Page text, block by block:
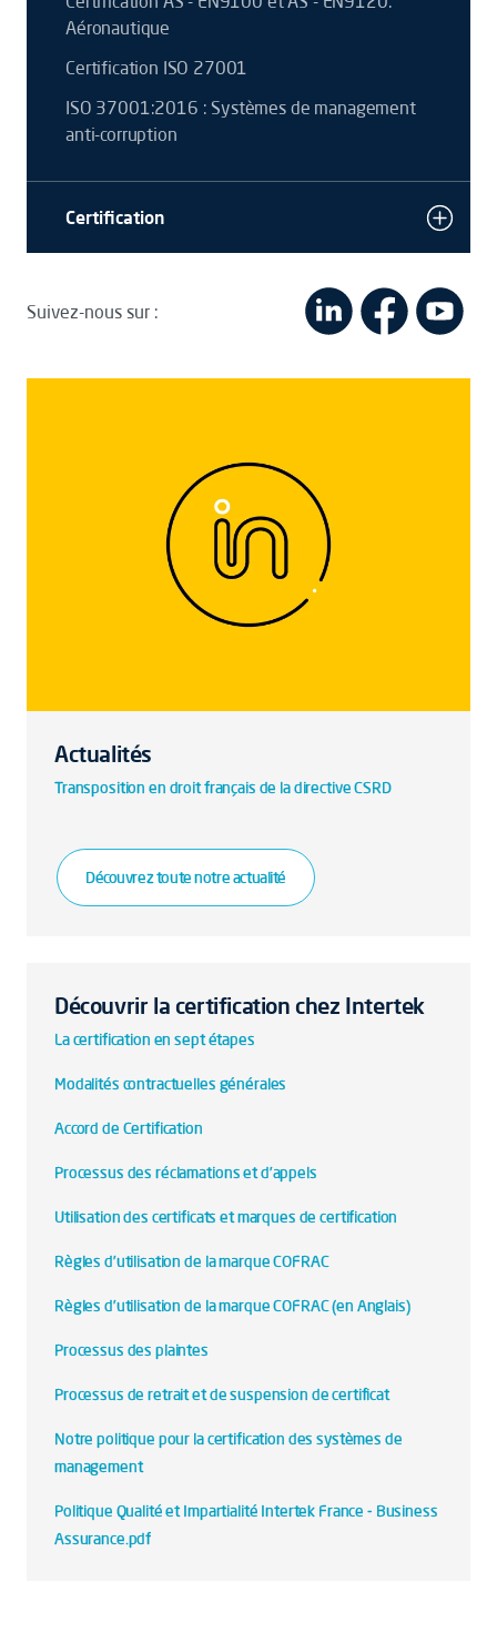
Aéronautique
Certification ISO 27001
ISO 37001:2016 : Systèmes de management
anti-corruption
Certification
Suivez-nous sur :
Actualités
Transposition en droit français de la directive CSRD
Découvrez toute notre actualité
Découvrir la certification chez Intertek
La certification en sept étapes
Modalités contractuelles générales
Accord de Certification
Processus des réclamations et d’appels
Utilisation des certificats et marques de certification
Règles d’utilisation de la marque COFRAC
Règles d’utilisation de la marque COFRAC (en Anglais)
Processus des plaintes
Processus de retrait et de suspension de certificat
Notre politique pour la certification des systèmes de
management
Politique Qualité et Impartialité Intertek France - Business
Assurance.pdf